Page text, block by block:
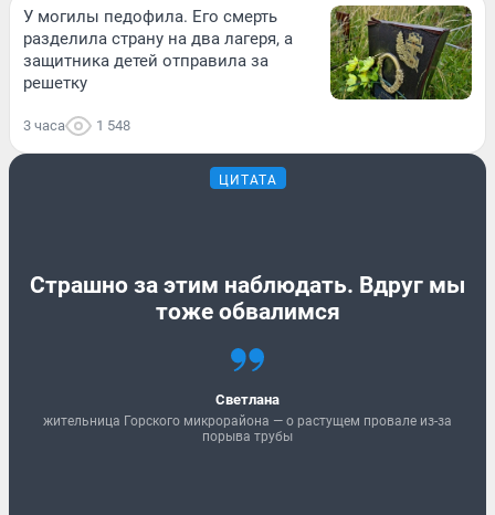
У могилы педофила. Его смерть
разделила страну на два лагеря, а
защитника детей отправила за
решетку
3 часа 1 548
ЦИТАТА
Страшно за этим наблюдать. Вдруг мы
тоже обвалимся
Светлана
жительница Горского микрорайона — о растущем провале из-за
порыва трубы